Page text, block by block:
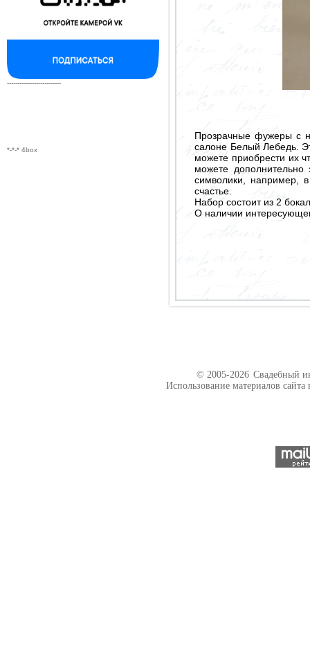
--------------------------
*-*-* 4box
Прозрачные фужеры с
салоне Белый Лебедь.
можете приобрести их
можете
символики, например,
счастье.
Набор состоит из 2
О наличии
© 2005-2026 Свадебный
Использование материалов